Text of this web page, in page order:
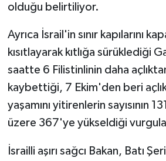
olduğu belirtiliyor.
Ayrıca İsrail'in sınır kapılarını
kısıtlayarak kıtlığa sürüklediği
saatte 6 Filistinlinin daha
kaybettiği, 7 Ekim'den beri
yaşamını yitirenlerin sayısının
üzere 367'ye yükseldiği
İsrailli aşırı sağcı Bakan, Batı